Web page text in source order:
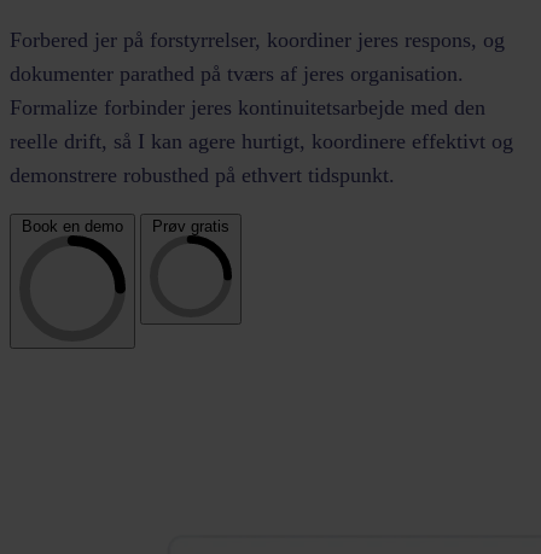
Forbered jer på forstyrrelser, koordiner jeres respons, og
dokumenter parathed på tværs af jeres organisation.
Formalize forbinder jeres kontinuitetsarbejde med den
reelle drift, så I kan agere hurtigt, koordinere effektivt og
demonstrere robusthed på ethvert tidspunkt.
Book en demo Prøv gratis